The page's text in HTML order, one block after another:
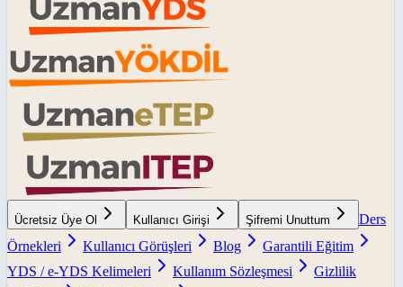
Ücretsiz Üye Ol Kullanıcı Girişi Şifremi Unuttum
Ders
Örnekleri
Kullanıcı Görüşleri Blog
Garantili Eğitim
YDS / e-YDS Kelimeleri
Kullanım Sözleşmesi
Gizlilik